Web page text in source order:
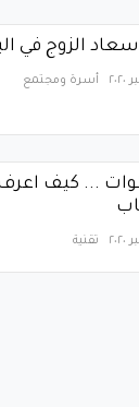
الزوج في
أسرة ومجتمع
... كيف اعرف
تقنية